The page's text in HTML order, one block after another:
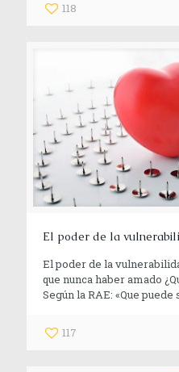
118
El poder de la
El poder de la
que nunca haber amado
Según la RAE: «Que
117